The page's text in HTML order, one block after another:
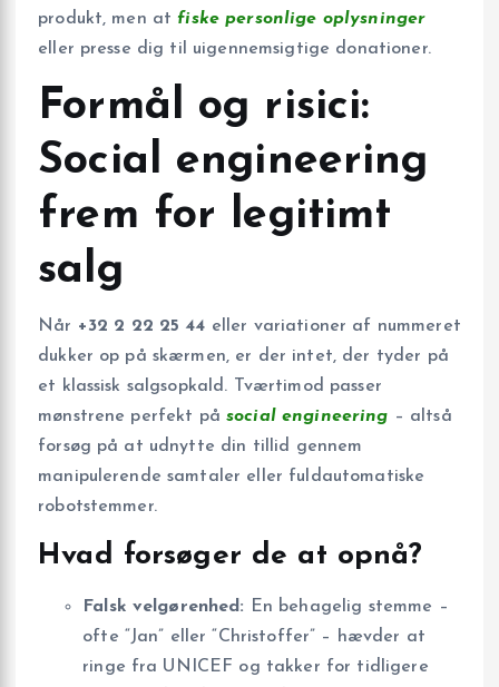
produkt, men atfiske personlige oplysninger
eller presse dig til uigennemsigtige donationer.
Formål og risici:
Social engineering
frem for legitimt
salg
Når +32 2 22 25 44 eller variationer af nummeret
dukker op på skærmen, er der intet, der tyder på
et klassisk salgsopkald. Tværtimod passer
mønstrene perfekt påsocial engineering – altså
forsøg på at udnytte din tillid gennem
manipulerende samtaler eller fuldautomatiske
robotstemmer.
Hvad forsøger de at opnå?
Falsk velgørenhed: En behagelig stemme –
ofte “Jan” eller “Christoffer” – hævder at
ringe fra UNICEF og takker for tidligere